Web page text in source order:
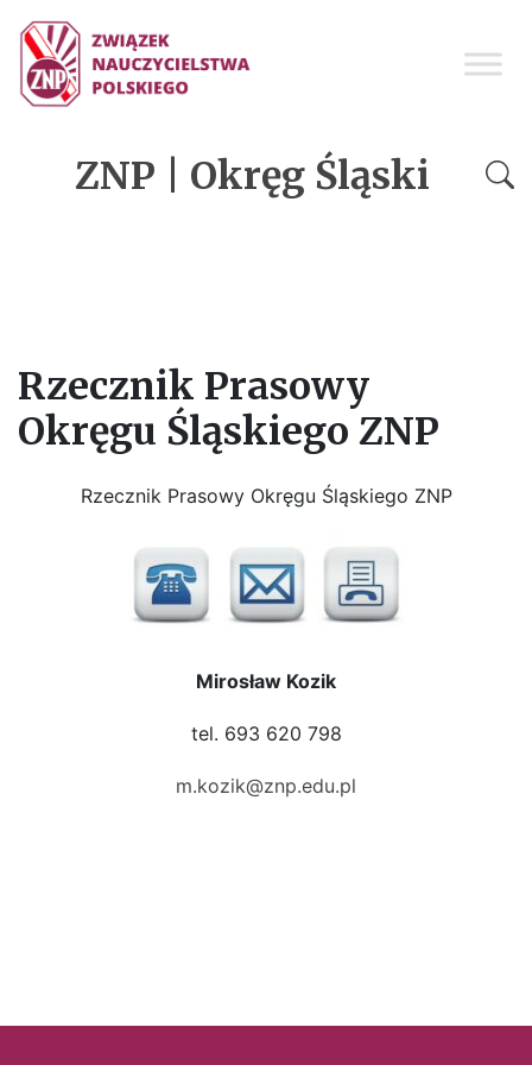
ZNP | Okręg Śląski
Rzecznik Prasowy
Okręgu Śląskiego ZNP
Rzecznik Prasowy Okręgu Śląskiego ZNP
Mirosław Kozik
tel. 693 620 798
m.kozik@znp.edu.pl